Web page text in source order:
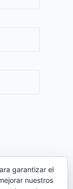
garantizar el
nuestros